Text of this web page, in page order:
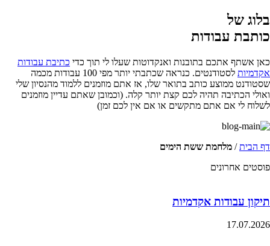
בלוג של
כותבת עבודות
כאן אשתף אתכם בתובנות ואנקדוטות שעלו לי תוך כדי כתיבת עבודות
אקדמיות
לסטודנטים. כנראה שכתבתי יותר מפי 100 עבודות מכמה
שסטודנט ממוצע כותב בתואר שלו, אז אתם מוזמנים ללמוד מהנסיון שלי
ואולי הכתיבה תהיה לכם קצת יותר קלה. (וכמובן שאתם עדיין מוזמנים
לשלוח לי אם אתם מתקשים או אם אין לכם זמן)
דף הבית/ מלחמת ששת הימים
פוסטים אחרונים
תיקון עבודות אקדמיות
17.07.2026